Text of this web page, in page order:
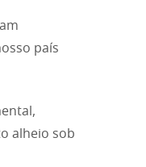
país
alheio sob